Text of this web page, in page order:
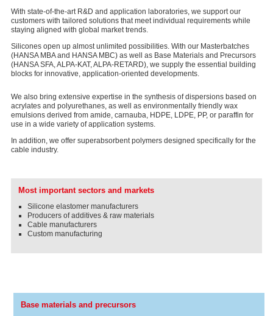
With state‑of‑the‑art R&D and application laboratories, we support our
customers with tailored solutions that meet individual requirements while
staying aligned with global market trends.
Silicones open up almost unlimited possibilities. With our Masterbatches
(HANSA MBA and HANSA MBC) as well as Base Materials and Precursors
(HANSA SFA, ALPA-KAT, ALPA-RETARD), we supply the essential building
blocks for innovative, application-oriented developments.
We also bring extensive expertise in the synthesis of dispersions based on
acrylates and polyurethanes, as well as environmentally friendly wax
emulsions derived from amide, carnauba, HDPE, LDPE, PP, or paraffin for
use in a wide variety of application systems.
In addition, we offer superabsorbent polymers designed specifically for the
cable industry.
Most important sectors and markets
Silicone elastomer manufacturers
Producers of additives & raw materials
Cable manufacturers
Custom manufacturing
Base materials and precursors